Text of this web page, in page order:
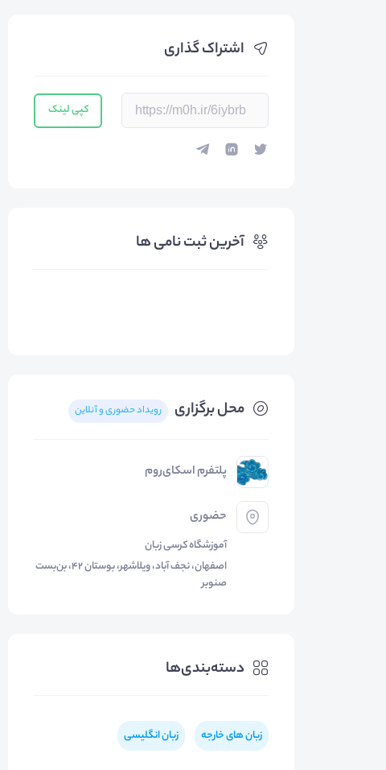
اشتراک گذاری
کپی لینک
آخرین ثبت نامی ها
محل برگزاری رویداد حضوری و آنلاین
پلتفرم اسکای‌روم
حضوری
آموزشگاه کرسی زبان
اصفهان، نجف آباد، ویلاشهر، بوستان 42، بن‌بست
صنوبر
دسته‌بندی‌ها
زبان های خارجه زبان انگلیسی